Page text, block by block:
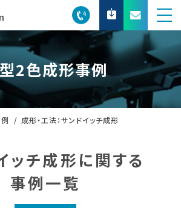
2色成形事例
成形・工法：サンドイッチ成形
ッチ成形に関する
事例一覧